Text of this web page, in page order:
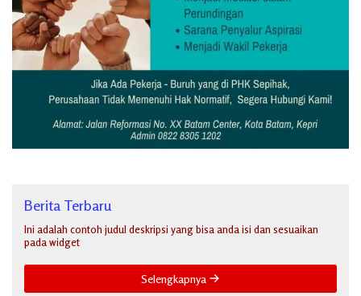
Berita Terbaru
Ini adalah contoh judul deskripsi yang bisa anda isi dan sesuaikan
pada widget
Selengkapnya